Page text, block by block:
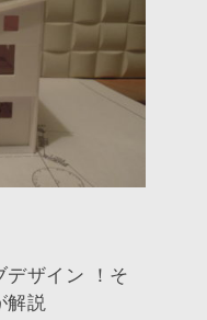
デザイン ！そ
解説